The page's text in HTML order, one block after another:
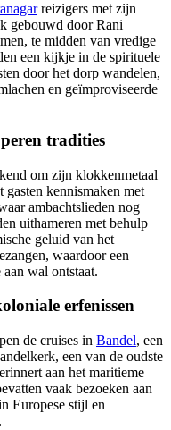
reizigers met zijn
gebouwd door Rani
te midden van vredige
een kijkje in de spirituele
door het dorp wandelen,
en geïmproviseerde
tradities
om zijn klokkenmetaal
kennismaken met
ambachtslieden nog
uithameren met behulp
geluid van het
waardoor een
wal ontstaat.
erfenissen
de cruises in Bandel, een
een van de oudste
aan het maritieme
vaak bezoeken aan
Europese stijl en